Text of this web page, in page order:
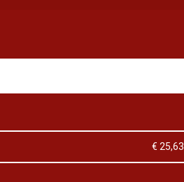
€ 25,63